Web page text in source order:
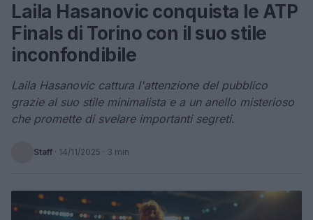
Laila Hasanovic conquista le ATP
Finals di Torino con il suo stile
inconfondibile
Laila Hasanovic cattura l'attenzione del pubblico
grazie al suo stile minimalista e a un anello misterioso
che promette di svelare importanti segreti.
Staff · 14/11/2025 · 3 min